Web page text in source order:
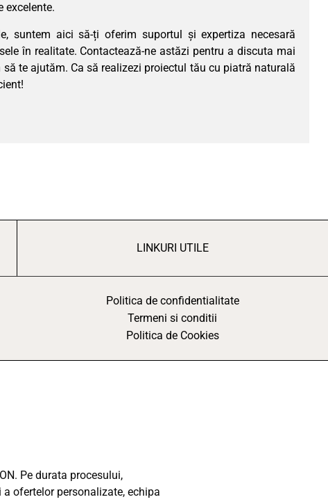
excelente.
suntem aici să-ți oferim suportul și expertiza necesară
în realitate. Contactează-ne astăzi pentru a discuta mai
te ajutăm. Ca să realizezi proiectul tău cu piatră naturală
LINKURI UTILE
Politica de confidentialitate
Termeni si conditii
Politica de Cookies
Pe durata procesului,
ofertelor personalizate, echipa